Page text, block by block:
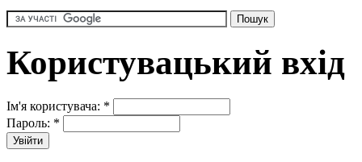
Користувацький вхід
Ім'я користувача: *
Пароль: *